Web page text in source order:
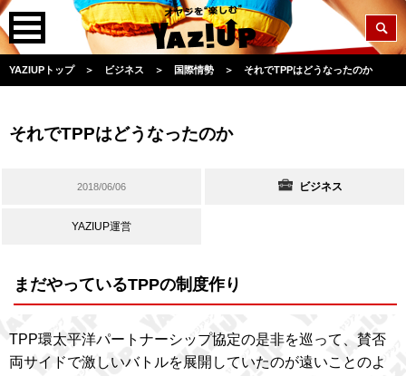
YAZIUPトップ ＞ ビジネス ＞ 国際情勢 ＞ それでTPPはどうなったのか
それでTPPはどうなったのか
2018/06/06 ビジネス
YAZIUP運営
まだやっているTPPの制度作り
TPP環太平洋パートナーシップ協定の是非を巡って、賛否
両サイドで激しいバトルを展開していたのが遠いことのよ